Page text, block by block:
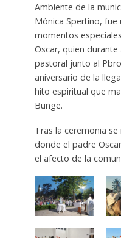
Ambiente de la
Mónica Spertino,
momentos
Oscar, quien
pastoral junto al
aniversario de la
hito espiritual que
Bunge.
Tras la ceremonia
donde el padre
el afecto de la